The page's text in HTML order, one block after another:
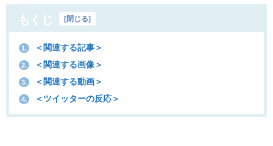
もくじ 閉じる
1. ＜関連する記事＞
2. ＜関連する画像＞
3. ＜関連する動画＞
4. ＜ツイッターの反応＞